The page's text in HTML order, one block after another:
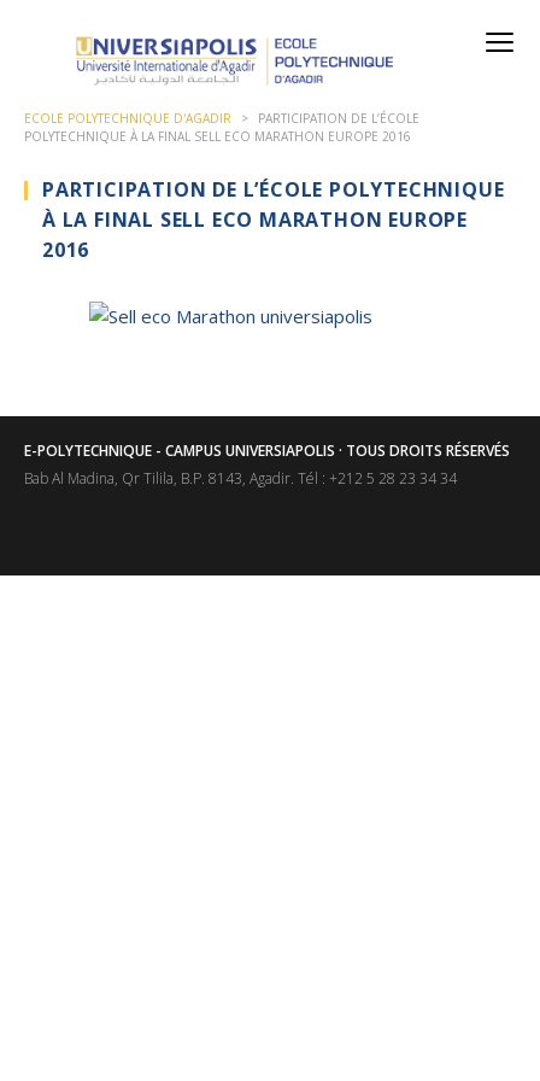
ECOLE POLYTECHNIQUE D'AGADIR >
PARTICIPATION DE L’ÉCOLE
POLYTECHNIQUE À LA FINAL SELL ECO MARATHON EUROPE 2016
PARTICIPATION DE L’ÉCOLE POLYTECHNIQUE
À LA FINAL SELL ECO MARATHON EUROPE
2016
E-POLYTECHNIQUE - CAMPUS UNIVERSIAPOLIS · TOUS DROITS RÉSERVÉS
Bab Al Madina, Qr Tilila, B.P. 8143, Agadir. Tél : +212 5 28 23 34 34